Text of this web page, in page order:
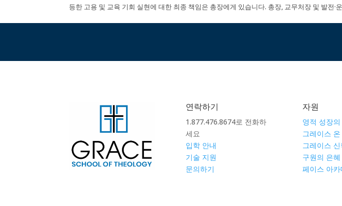
등한 고용 및 교육 기회 실현에 대한 최종 책임은 총장에게 있습니다. 총장, 교무처장 및 발전
연락하기
1.877.476.8674로 전화하
세요
입학 안내
기술 지원
문의하기
자원
영적 성장
그레이스
그레이스
구원의 은
페이스 아카